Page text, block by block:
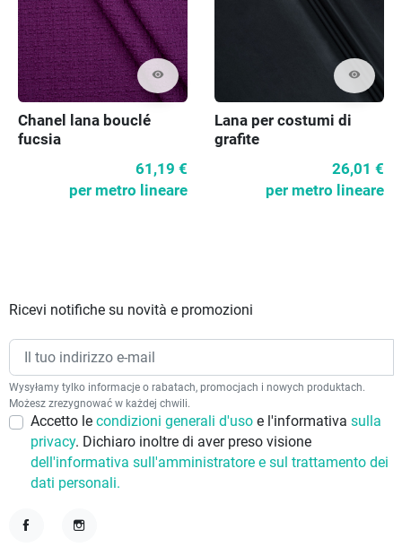
visibility
Chanel lana bouclé
fucsia
61,19 €
per metro lineare
visibility
Lana per costumi di
grafite
26,01 €
per metro lineare
Ricevi notifiche su novità e promozioni
Wysyłamy tylko informacje o rabatach, promocjach i nowych produktach.
Możesz zrezygnować w każdej chwili.
Accetto le condizioni generali d'uso e l'informativa sulla
privacy. Dichiaro inoltre di aver preso visione
dell'informativa sull'amministratore e sul trattamento dei
dati personali.